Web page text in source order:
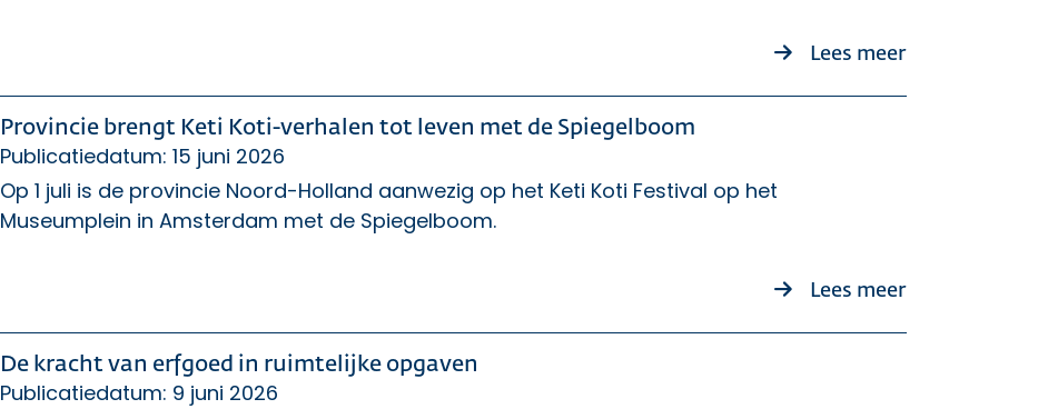
Lees meerover Nieuwe
Provincie brengt Keti Koti-verhalen tot leven met de Spiegelboom
Publicatiedatum: 15 juni 2026
Op 1 juli is de provincie Noord-Holland aanwezig op het Keti Koti Festival op het
Museumplein in Amsterdam met de Spiegelboom.
Lees meerover
De kracht van erfgoed in ruimtelijke opgaven
Publicatiedatum: 9 juni 2026